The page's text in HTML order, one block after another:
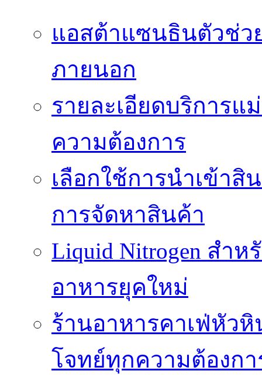
แอสต้าแซนธินตัวช่ว
ภายนอก
รายละเอียดบริการ
ความต้องการ
เลือกใช้การนำเข้า
การจัดหาสินค้า
Liquid Nitrogen สำ
อาหารยุคใหม่
ร้านอาหารคาเฟ่หัว
โจทย์ทุกความต้องกา